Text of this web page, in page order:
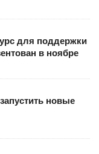
для поддержки
в ноябре
новые